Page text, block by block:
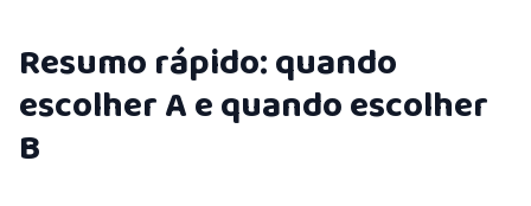
Resumo rápido: quando
escolher A e quando escolher
B